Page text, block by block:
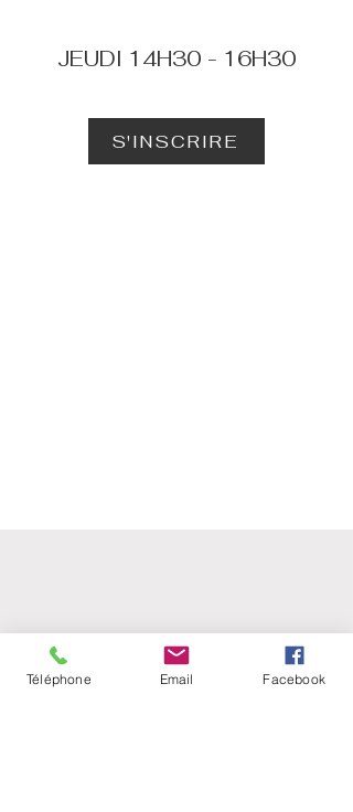
JEUDI 14H30 - 16H30
S'INSCRIRE
Téléphone Email Facebook